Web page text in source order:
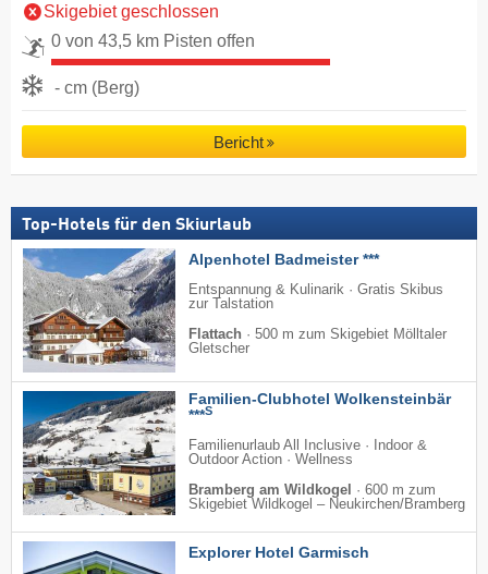
Skigebiet geschlossen
0 von 43,5 km Pisten offen
- cm (Berg)
Bericht
Top-Hotels für den Skiurlaub
Alpenhotel Badmeister ***
Entspannung & Kulinarik · Gratis Skibus
zur Talstation
Flattach · 500 m zum Skigebiet Mölltaler
Gletscher
Familien-Clubhotel Wolkensteinbär
***S
Familienurlaub All Inclusive · Indoor &
Outdoor Action · Wellness
Bramberg am Wildkogel
· 600 m zum
Skigebiet Wildkogel – Neukirchen/​Bramberg
Explorer Hotel Garmisch